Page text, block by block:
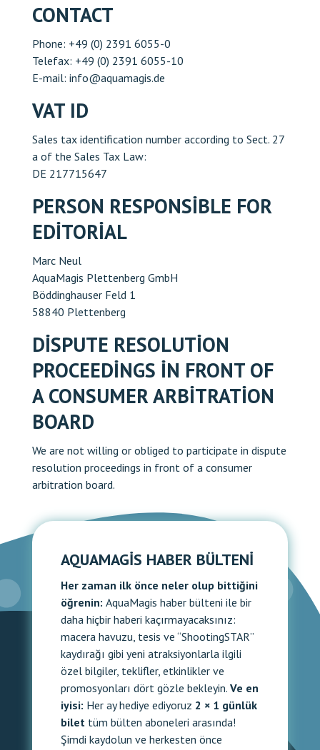
CONTACT
Phone: +49 (0) 2391 6055-0
Telefax: +49 (0) 2391 6055-10
E-mail: info@aquamagis.de
VAT ID
Sales tax identification number according to Sect. 27
a of the Sales Tax Law:
DE 217715647
PERSON RESPONSIBLE FOR
EDITORIAL
Marc Neul
AquaMagis Plettenberg GmbH
Böddinghauser Feld 1
58840 Plettenberg
DISPUTE RESOLUTION
PROCEEDINGS IN FRONT OF
A CONSUMER ARBITRATION
BOARD
We are not willing or obliged to participate in dispute
resolution proceedings in front of a consumer
arbitration board.
AQUAMAGIS HABER BÜLTENI
Her zaman ilk önce neler olup bittiğini
öğrenin: AquaMagis haber bülteni ile bir
daha hiçbir haberi kaçırmayacaksınız:
macera havuzu, tesis ve “ShootingSTAR”
kaydırağı gibi yeni atraksiyonlarla ilgili
özel bilgiler, teklifler, etkinlikler ve
promosyonları dört gözle bekleyin. Ve en
iyisi: Her ay hediye ediyoruz 2 × 1 günlük
bilettüm bülten aboneleri arasında!
Şimdi kaydolun ve herkesten önce